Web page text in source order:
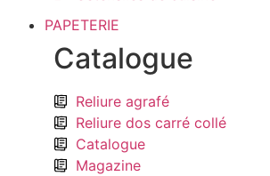
PAPETERIE
Catalogue
Reliure agrafé
Reliure dos carré collé
Catalogue
Magazine